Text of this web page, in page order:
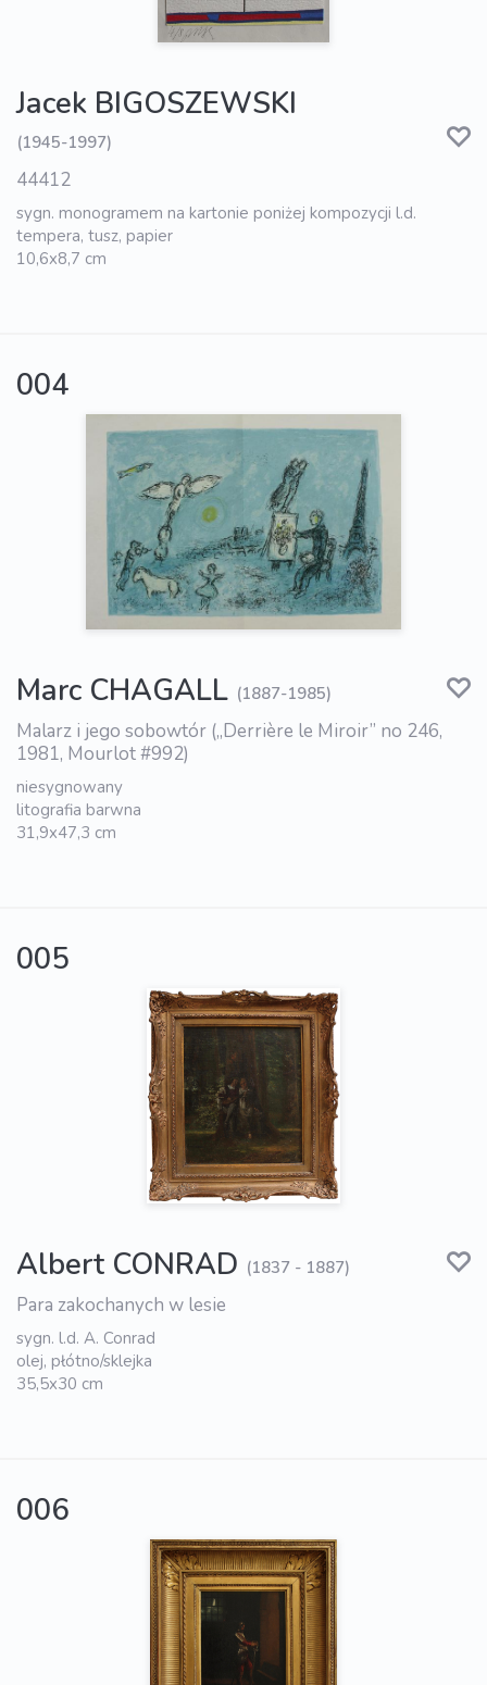
Jacek BIGOSZEWSKI
(1945-1997)
44412
sygn. monogramem na kartonie poniżej kompozycji l.d.
tempera, tusz, papier
10,6x8,7 cm
004
Marc CHAGALL (1887-1985)
Malarz i jego sobowtór („Derrière le Miroir” no 246,
1981, Mourlot #992)
niesygnowany
litografia barwna
31,9x47,3 cm
005
Albert CONRAD (1837 - 1887)
Para zakochanych w lesie
sygn. l.d. A. Conrad
olej, płótno/sklejka
35,5x30 cm
006